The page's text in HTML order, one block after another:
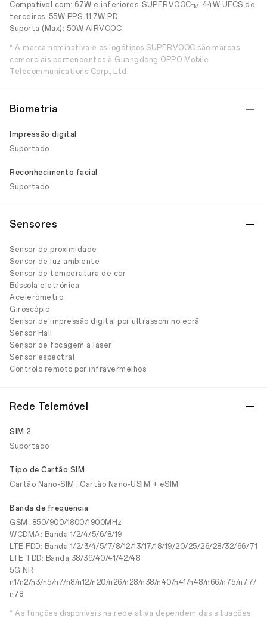
Compatível com: 67W e inferiores, SUPERVOOCTM, 44W UFCS de
terceiros, 55W PPS, 11.7W PD
Suporta (Max): 50W AIRVOOC
* A marca nominativa e os logótipos SUPERVOOC são marcas
comerciais pertencentes à Guangdong OPPO Mobile
Telecommunications Corp., Ltd.
Biometria
Impressão digital
Suportado
Reconhecimento facial
Suportado
Sensores
Sensor de proximidade
Sensor de luz ambiente
Sensor de temperatura de cor
Bússola eletrónica
Acelerómetro
Giroscópio
Sensor de impressão digital por ultrassom no ecrã
Sensor Hall
Sensor de focagem a laser
Sensor espectral
Controlo remoto por infravermelhos
Rede Telemóvel
SIM 2
Suportado
Tipo de Cartão SIM
Cartão Nano-SIM , Cartão Nano-USIM + eSIM
Banda de frequência
GSM: 850/900/1800/1900MHz
WCDMA: Banda 1/2/4/5/6/8/19
LTE FDD: Banda 1/2/3/4/5/7/8/12/13/17/18/19/20/25/26/28/32/66/71
LTE TDD: Banda 38/39/40/41/42/48
5G NR:
n1/n2/n3/n5/n7/n8/n12/n20/n26/n28/n38/n40/n41/n48/n66/n75/n77/
n78
* As funções disponíveis na rede ativa dependem das situações